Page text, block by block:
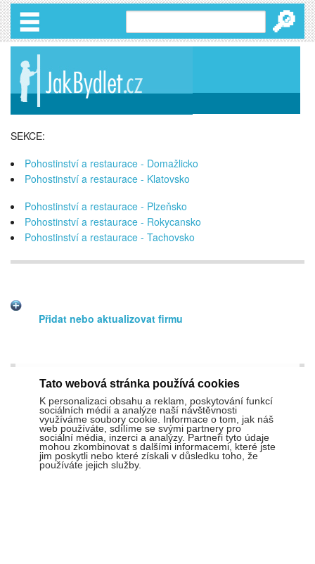
🔎
SEKCE:
Pohostinství a restaurace - Domažlicko
Pohostinství a restaurace - Klatovsko
Pohostinství a restaurace - Plzeňsko
Pohostinství a restaurace - Rokycansko
Pohostinství a restaurace - Tachovsko
Přidat nebo aktualizovat firmu
Tato webová stránka používá cookies
K personalizaci obsahu a reklam, poskytování funkcí
sociálních médií a analýze naší návštěvnosti
využíváme soubory cookie. Informace o tom, jak náš
web používáte, sdílíme se svými partnery pro
sociální média, inzerci a analýzy. Partneři tyto údaje
mohou zkombinovat s dalšími informacemi, které jste
jim poskytli nebo které získali v důsledku toho, že
používáte jejich služby.